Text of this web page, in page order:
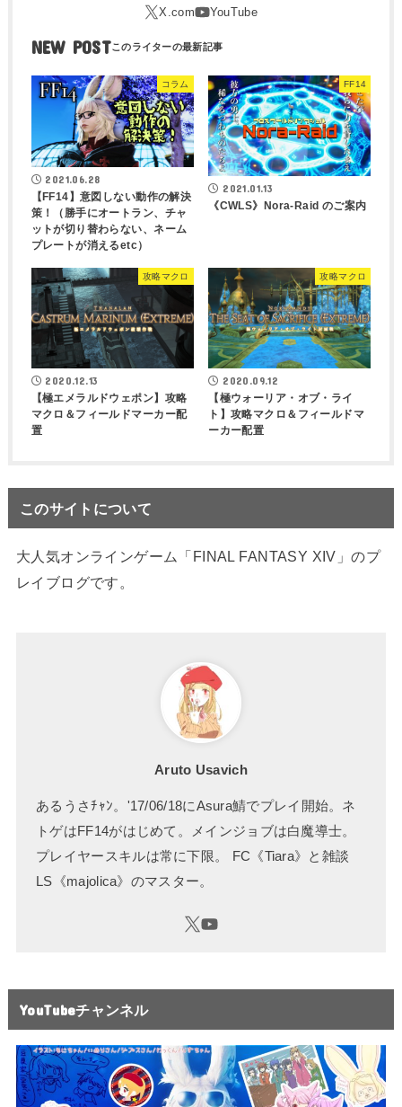
NEW POST
コラム
2021.06.28
【FF14】意図しない動作の解決
策！（勝手にオートラン、チャ
ットが切り替わらない、ネーム
プレートが消えるetc）
FF14
2021.01.13
《CWLS》Nora-Raid のご案内
攻略マクロ
2020.12.13
【極エメラルドウェポン】攻略
マクロ＆フィールドマーカー配
置
攻略マクロ
2020.09.12
【極ウォーリア・オブ・ライ
ト】攻略マクロ＆フィールドマ
ーカー配置
このサイトについて
大人気オンラインゲーム「FINAL FANTASY XIV」のプ
レイブログです。
Aruto Usavich
あるうさﾁｬﾝ。'17/06/18にAsura鯖でプレイ開始。ネ
トゲはFF14がはじめて。メインジョブは白魔導士。
プレイヤースキルは常に下限。 FC《Tiara》と雑談
LS《majolica》のマスター。
YouTubeチャンネル